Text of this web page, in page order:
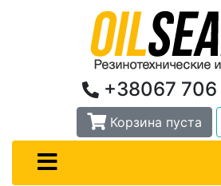
+38067
Корзина пуста